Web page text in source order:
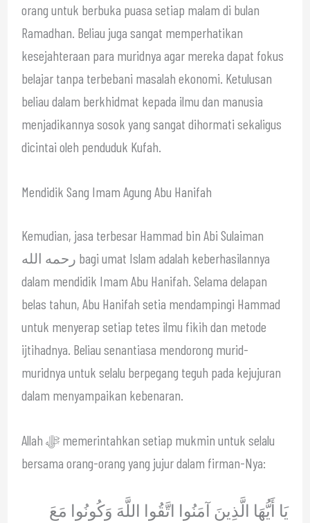
orang untuk berbuka puasa setiap malam di bulan
Ramadhan. Beliau juga sangat memperhatikan
kesejahteraan para muridnya agar mereka dapat fokus
belajar tanpa terbebani masalah ekonomi. Ketulusan
beliau dalam berkhidmat kepada ilmu dan manusia
menjadikannya sosok yang sangat dihormati sekaligus
dicintai oleh penduduk Kufah.
Mendidik Sang Imam Agung Abu Hanifah
Kemudian, jasa terbesar Hammad bin Abi Sulaiman
رحمه الله bagi umat Islam adalah keberhasilannya
dalam mendidik Imam Abu Hanifah. Selama delapan
belas tahun, Abu Hanifah setia mendampingi Hammad
untuk menyerap setiap tetes ilmu fikih dan metode
ijtihadnya. Beliau senantiasa mendorong murid-
muridnya untuk selalu berpegang teguh pada kejujuran
dalam menyampaikan kebenaran.
Allah ﷻ memerintahkan setiap mukmin untuk selalu
bersama orang-orang yang jujur dalam firman-Nya:
يَا أَيُّهَا الَّذِينَ آمَنُوا اتَّقُوا اللَّهَ وَكُونُوا مَعَ